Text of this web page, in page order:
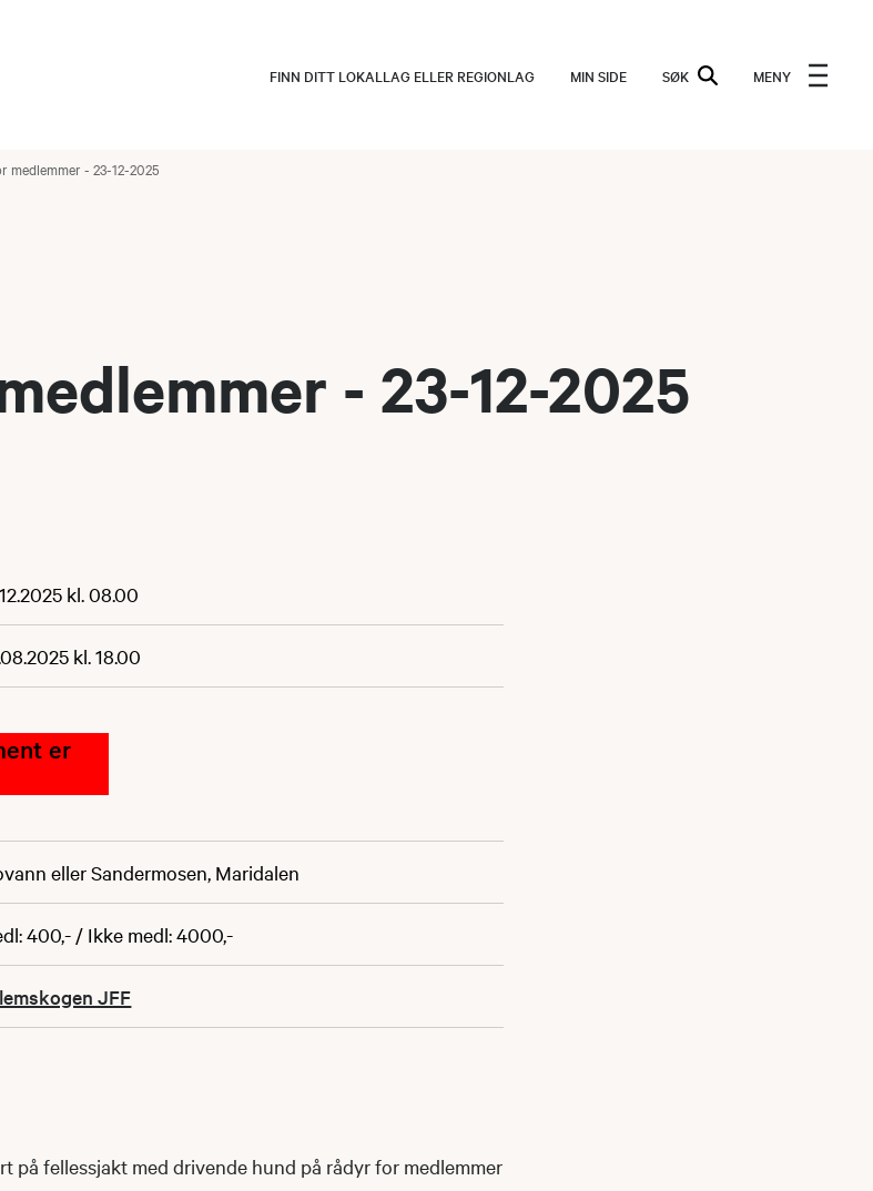
FINN DITT LOKALLAG ELLER REGIONLAG MIN SIDE SØK MENY
medlemmer - 23-12-2025
- 23-12-2025
kl. 08.00
kl. 18.00
er
eller Sandermosen, Maridalen
400,- / Ikke medl: 4000,-
JFF
på fellessjakt med drivende hund på rådyr for medlemmer